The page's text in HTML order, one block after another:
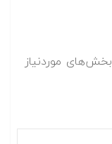
بخش‌های موردنیاز